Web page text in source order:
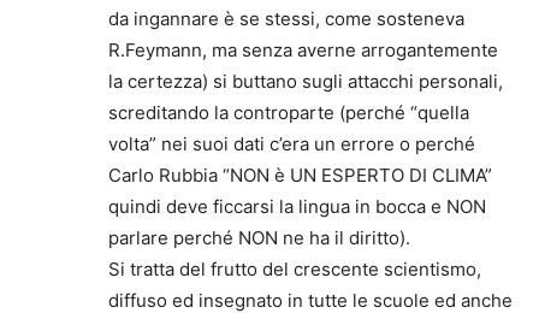
da ingannare è se stessi, come sosteneva
R.Feymann, ma senza averne arrogantemente
la certezza) si buttano sugli attacchi personali,
screditando la controparte (perché “quella
volta” nei suoi dati c’era un errore o perché
Carlo Rubbia “NON è UN ESPERTO DI CLIMA”
quindi deve ficcarsi la lingua in bocca e NON
parlare perché NON ne ha il diritto).
Si tratta del frutto del crescente scientismo,
diffuso ed insegnato in tutte le scuole ed anche